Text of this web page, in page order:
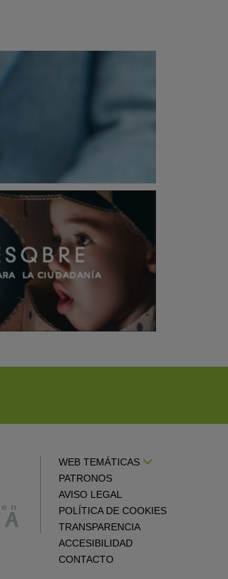
WEB TEMÁTICAS
PATRONOS
AVISO LEGAL
POLÍTICA DE COOKIES
TRANSPARENCIA
ACCESIBILIDAD
CONTACTO